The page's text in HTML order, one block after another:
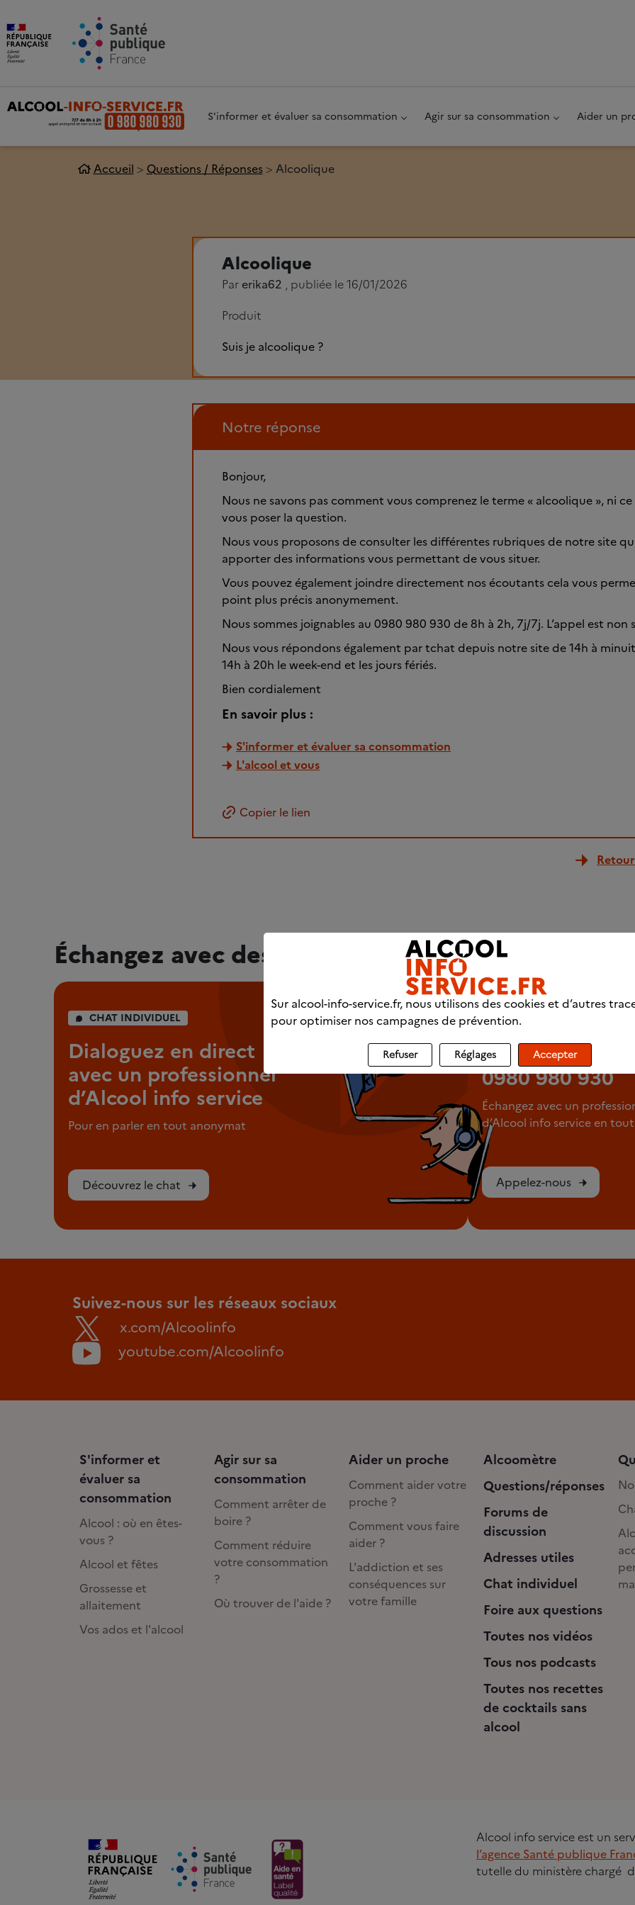
S'informer et évaluer sa consommation Agir sur sa consommation Aider un
Accueil Questions / Réponses Alcoolique
Alcoolique
Par erika62 , publiée le 16/01/2026
Produit
Suis je alcoolique ?
Notre réponse
Bonjour,
Nous ne savons pas comment vous comprenez le terme « alcoolique », ni
vous poser la question.
Nous vous proposons de consulter les différentes rubriques de notre site
apporter des informations vous permettant de vous situer.
Vous pouvez également joindre directement nos écoutants cela vous
point plus précis anonymement.
Nous sommes joignables au 0980 980 930 de 8h à 2h, 7j/7j. L’appel est non
Nous vous répondons également par tchat depuis notre site de 14h à
14h à 20h le week-end et les jours fériés.
Bien cordialement
En savoir plus :
S'informer et évaluer sa consommation
L'alcool et vous
Copier le lien
Échangez avec des professionnels
CHAT INDIVIDUEL
Dialoguez en direct
avec un professionnel
d’Alcool info service
Pour en parler en tout anonymat
Découvrez le chat
LIGNE DIRECTE
Appelez-nous
0980 980 930
Échangez avec un
d’Alcool info service en
Appelez-nous
Suivez-nous sur les réseaux sociaux
x.com/Alcoolinfo
youtube.com/Alcoolinfo
S'informer et
évaluer sa
consommation
Alcool : où en êtes-
vous ?
Alcool et fêtes
Grossesse et
allaitement
Vos ados et l'alcool
Agir sur sa
consommation
Comment arrêter de
boire ?
Comment réduire
votre consommation
?
Où trouver de l'aide ?
Aider un proche
Comment aider votre
proche ?
Comment vous faire
aider ?
L'addiction et ses
conséquences sur
votre famille
Alcoomètre
Questions/réponses
Forums de
discussion
Adresses utiles
Chat individuel
Foire aux questions
Toutes nos vidéos
Tous nos podcasts
Toutes nos recettes
de cocktails sans
alcool
Alcool info service est un
l’agence Santé publique
tutelle du ministère chargé
Sur alcool-info-service.fr, nous utilisons des cookies et d’autres
pour optimiser nos campagnes de prévention.
Refuser Réglages Accepter